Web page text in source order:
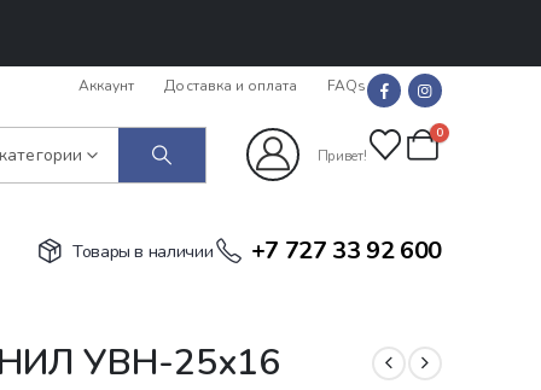
Аккаунт Доставка и оплата FAQs
Привет!
0
Товары в наличии +7 727 33 92 600
УВН-25х16